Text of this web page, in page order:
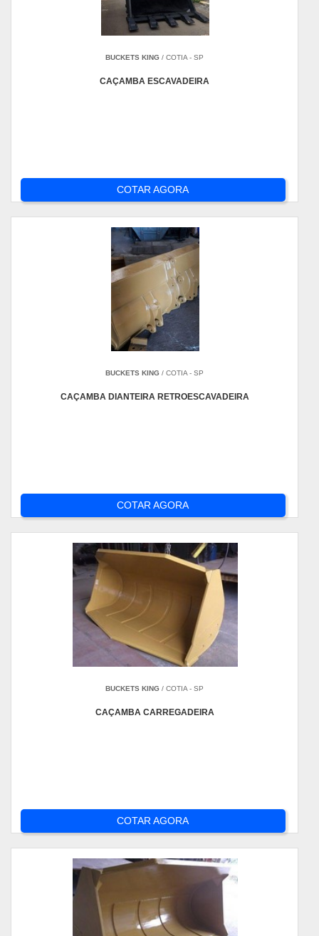
BUCKETS KING / COTIA - SP
CAÇAMBA ESCAVADEIRA
COTAR AGORA
BUCKETS KING / COTIA - SP
CAÇAMBA DIANTEIRA RETROESCAVADEIRA
COTAR AGORA
BUCKETS KING / COTIA - SP
CAÇAMBA CARREGADEIRA
COTAR AGORA